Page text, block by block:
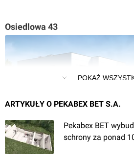
Osiedlowa 43
Józefosław, Osiedlowa
Osiedle KTBS, al. Korfantego 179
POKAŻ
ARTYKUŁY O PEKABEX BET S.A.
Pekabex BET
schrony za ponad